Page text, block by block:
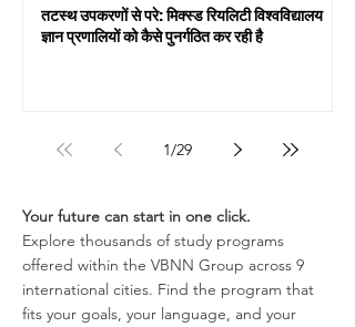
तटस्थ उपकरणों से परे: मिक्स्ड रियलिटी विश्वविद्यालय
ज्ञान प्रणालियों को कैसे पुनर्गठित कर रही है
1/29
Your future can start in one click.
Explore thousands of study programs
offered within the VBNN Group across 9
international cities. Find the program that
fits your goals, your language, and your